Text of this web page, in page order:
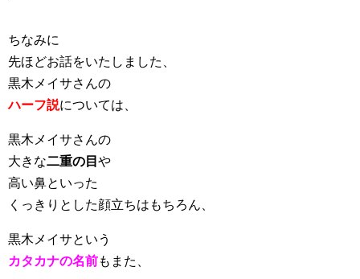
ちなみに
先ほどお話をいたしました、
黒木メイサさんの
ハーフ説については、
黒木メイサさんの
大きな二重の目 や
高い鼻といった
くっきりとした顔立ちはもちろん、
黒木メイサという
カタカナの名前もまた、